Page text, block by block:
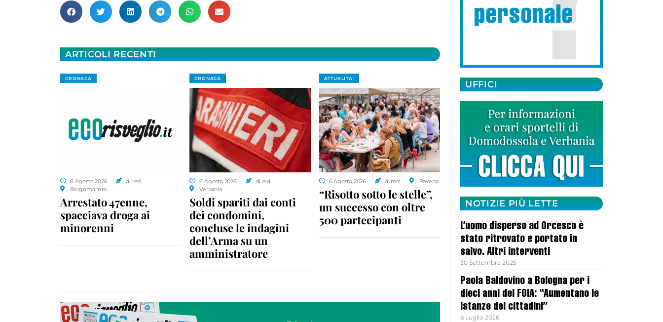
ARTICOLI RECENTI
CRONACA
6 Agosto 2026
di red.
Borgomanero
Arrestato 47enne,
spacciava droga ai
minorenni
CRONACA
6 Agosto 2026
di red.
Verbania
Soldi spariti dai conti
dei condomini,
concluse le indagini
dell’Arma su un
amministratore
ATTUALITA'
6 Agosto 2026 di red. Baveno
“Risotto sotto le stelle”,
un successo con oltre
500 partecipanti
UFFICI
NOTIZIE PIÙ LETTE
L’uomo disperso ad Orcesco è
stato ritrovato e portato in
salvo. Altri interventi
30 Settembre 2025
Paola Baldovino a Bologna per i
dieci anni del FOIA: “Aumentano le
istanze dei cittadini”
6 Luglio 2026